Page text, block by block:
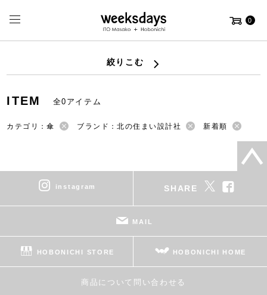
0
絞りこむ
ITEM 全0アイテム
カテゴリ：傘 ブランド：北の住まい設計社 新着順
instagram SHARE
MAIL
HOBONICHI STORE HOBONICHI HOME
商品について問い合わせる